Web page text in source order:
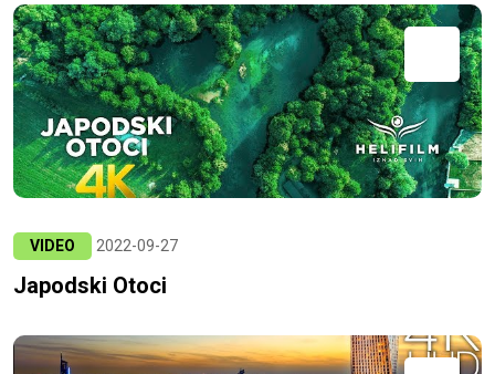
VIDEO 2022-09-27
Japodski Otoci